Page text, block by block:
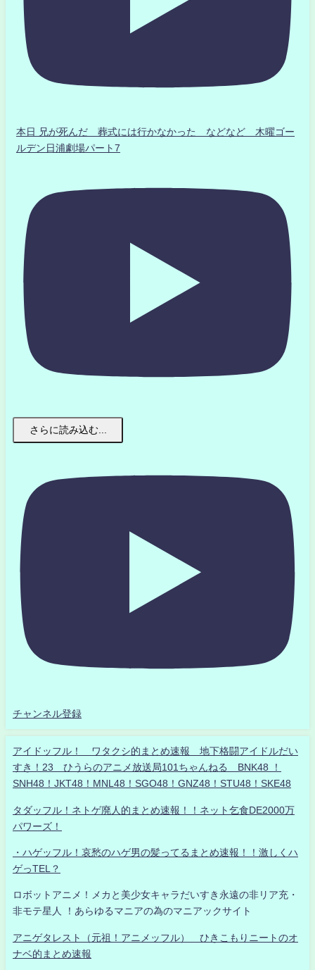
本日 兄が死んだ 葬式には行かなかった などなど 木曜ゴー
ルデン日浦劇場パート7
さらに読み込む...
チャンネル登録
アイドッフル！ ワタクシ的まとめ速報 地下格闘アイドルだい
すき！23 ひうらのアニメ放送局101ちゃんねる BNK48 ！
SNH48！JKT48！MNL48！SGO48！GNZ48！STU48！SKE48
タダッフル！ネトゲ廃人的まとめ速報！！ネット乞食DE2000万
パワーズ！
・ハゲッフル！哀愁のハゲ男の髪ってるまとめ速報！！激しくハ
ゲっTEL？
ロボットアニメ！メカと美少女キャラだいすき永遠の非リア充・
非モテ星人 ！あらゆるマニアの為のマニアックサイト
アニゲタレスト（元祖！アニメッフル） ひきこもりニートのオ
ナベ的まとめ速報